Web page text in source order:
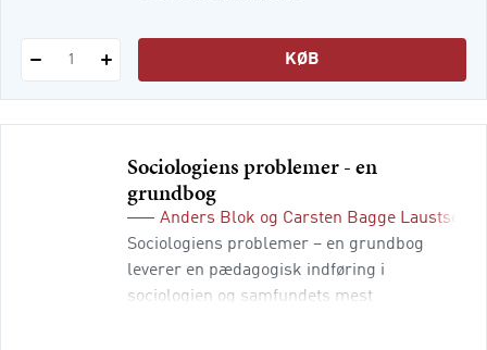
1 KØB
Sociologiens problemer - en
grundbog
Anders Blok og Carsten Bagge Laustsen
Sociologiens problemer – en grundbog
leverer en pædagogisk indføring i
sociologien og samfundets mest